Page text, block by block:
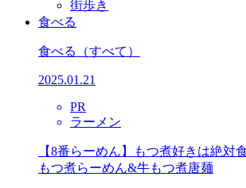
街歩き
食べる
食べる （すべて）
2025.01.21
PR
ラーメン
【8番らーめん】もつ煮好きは絶対
もつ煮らーめん&牛もつ煮唐麺